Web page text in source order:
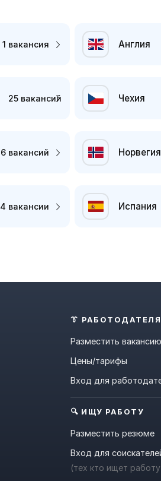
1 вакансия Англия
25 вакансий Чехия
6 вакансий Норвегия
4 вакансии Испания
👔
Разместить вакансию
Цены/тарифы
Вход для
🔍 ИЩУ РАБОТУ
Разместить резюме
Вход для
(тех кто ищет